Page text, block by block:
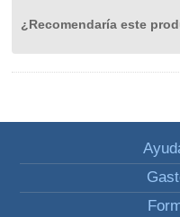
¿Recomendaría este